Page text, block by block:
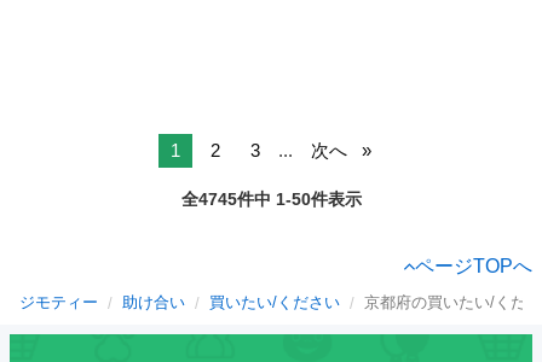
1 2 3 ... 次へ
全4745件中 1-50件表示
ページTOPへ
ジモティー 助け合い 買いたい/ください 京都府の買いたい/くだ